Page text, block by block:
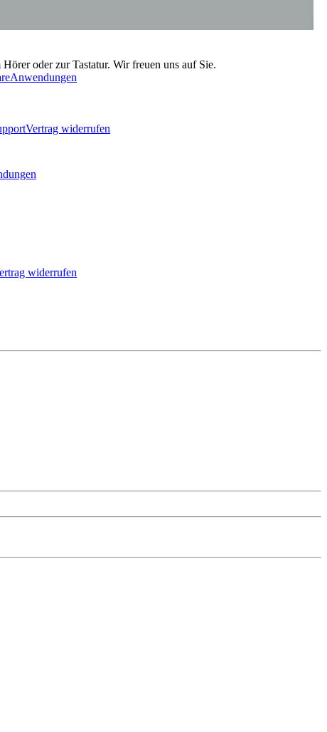
oder zur Tastatur. Wir freuen uns auf Sie.
Anwendungen
Vertrag widerrufen
widerrufen